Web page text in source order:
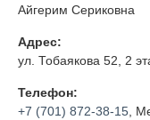
Айгерим Сериковна
Адрес:
ул. Тобаякова 52, 2
Телефон:
+7 (701) 872-38-15,